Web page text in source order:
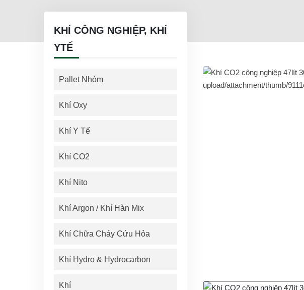
KHÍ CÔNG NGHIỆP, KHÍ
YTẾ
Pallet Nhóm
Khí Oxy
Khí Y Tế
Khí CO2
Khí Nito
Khí Argon / Khí Hàn Mix
Khí Chữa Cháy Cứu Hỏa
Khí Hydro & Hydrocarbon
Khí